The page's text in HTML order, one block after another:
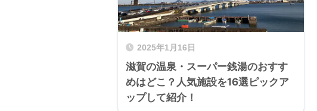
2025年1月16日
滋賀の温泉・スーパー銭湯のおすす
めはどこ？人気施設を16選ピックア
ップして紹介！